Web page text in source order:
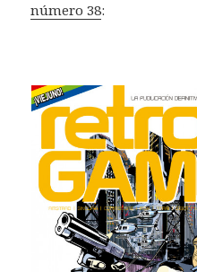
número 38: